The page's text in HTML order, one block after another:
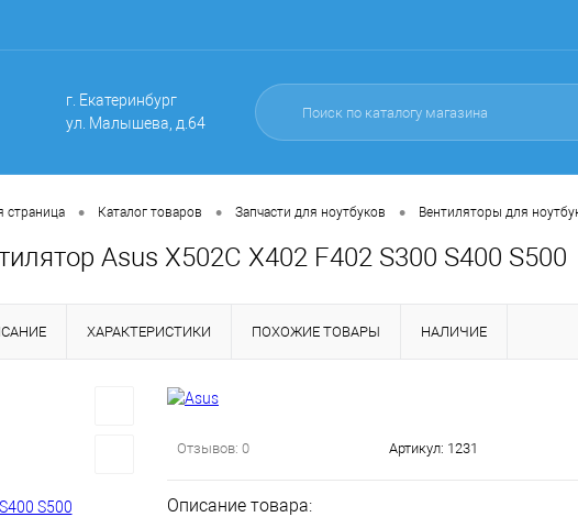
г. Екатеринбург
ул. Малышева, д.64
страница • Каталог товаров • Запчасти для ноутбуков • Вентиляторы для
Asus X502C X402 F402 S300 S400 S500
ХАРАКТЕРИСТИКИ ПОХОЖИЕ ТОВАРЫ НАЛИЧИЕ
Отзывов: 0 Артикул: 1231
Описание товара: